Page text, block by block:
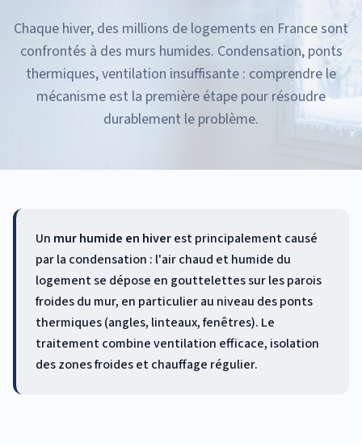
Chaque hiver, des millions de logements en France sont
confrontés à des murs humides. Condensation, ponts
thermiques, ventilation insuffisante : comprendre le
mécanisme est la première étape pour résoudre
durablement le problème.
Un mur humide en hiverest principalement causé
par la condensation : l'air chaud et humide du
logement se dépose en gouttelettes sur les parois
froides du mur, en particulier au niveau des ponts
thermiques (angles, linteaux, fenêtres). Le
traitement combine ventilation efficace, isolation
des zones froides et chauffage régulier.